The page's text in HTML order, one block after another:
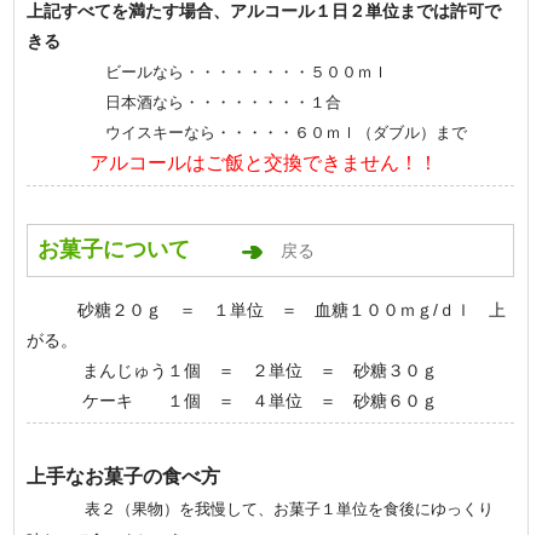
上記すべてを満たす場合、アルコール１日２単位までは許可で
きる
ビールなら・・・・・・・・５００ｍｌ
日本酒なら・・・・・・・・１合
ウイスキーなら・・・・・６０ｍｌ（ダブル）まで
アルコールはご飯と交換できません！！
お菓子について 戻る
砂糖２０ｇ ＝ １単位 ＝ 血糖１００ｍｇ/ｄｌ 上
がる。
まんじゅう１個 ＝ ２単位 ＝ 砂糖３０ｇ
ケーキ １個 ＝ ４単位 ＝ 砂糖６０ｇ
上手なお菓子の食べ方
表２（果物）を我慢して、お菓子１単位を食後にゆっくり